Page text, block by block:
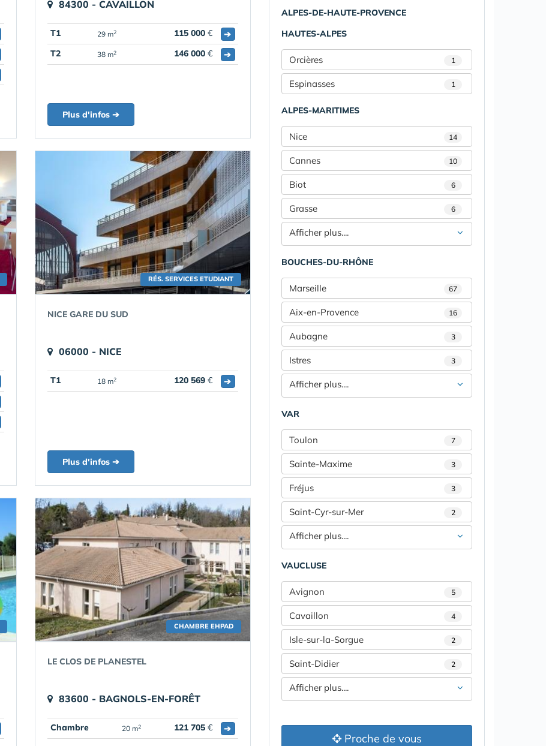
84300 - CAVAILLON
T1 29 m2 115 000 €
➔
T2
38 m2 146 000 € ➔
Plus d'infos ➔
RÉS. SERVICES ETUDIANT
NICE GARE DU SUD
06000 - NICE
T1 18 m2 120 569 € ➔
Plus d'infos ➔
CHAMBRE EHPAD
LE CLOS DE PLANESTEL
83600 - BAGNOLS-EN-FORÊT
Chambre 20 m2 121 705 € ➔
ALPES-DE-HAUTE-PROVENCE
HAUTES-ALPES
Orcières 1
Espinasses 1
ALPES-MARITIMES
Nice 14
Cannes 10
Biot 6
Grasse 6
Afficher plus....
BOUCHES-DU-RHÔNE
Marseille 67
Aix-en-Provence 16
Aubagne 3
Istres 3
Afficher plus....
VAR
Toulon 7
Sainte-Maxime 3
Fréjus 3
Saint-Cyr-sur-Mer 2
Afficher plus....
VAUCLUSE
Avignon 5
Cavaillon 4
Isle-sur-la-Sorgue 2
Saint-Didier 2
Afficher plus....
Proche de vous